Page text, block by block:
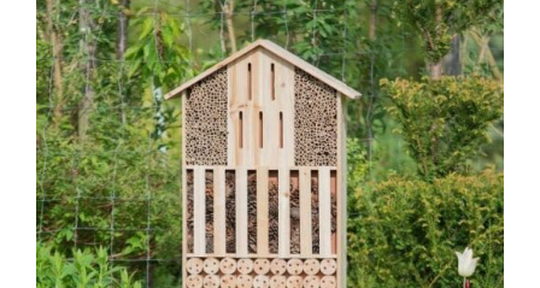
IN DEN WARENKORB
/
DETAILS